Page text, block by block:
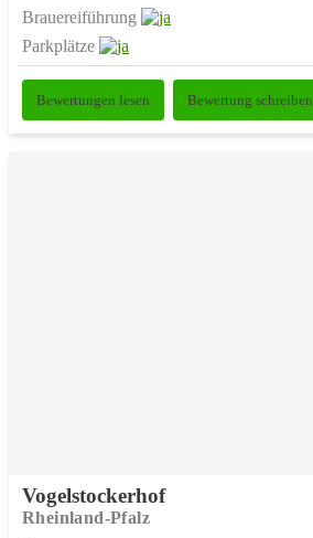
Brauereiführung
Parkplätze
Bewertungen lesen Bewertung schreiben
Vogelstockerhof
Rheinland-Pfalz